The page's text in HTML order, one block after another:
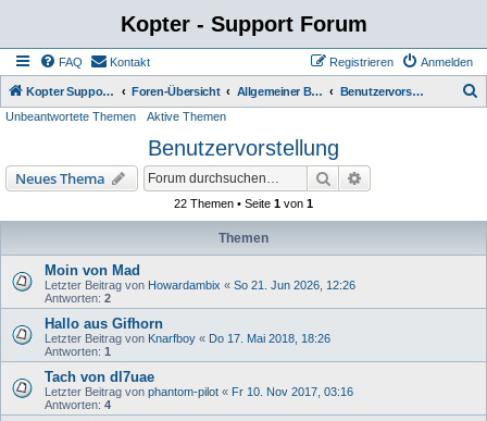
Kopter - Support Forum
FAQ Kontakt Anmelden
Registrieren
Kopter Support - von Anwendern für Anwender. Foren-Übersicht Allgemeiner Bereich Benutzervorstellung
Unbeantwortete Themen Aktive Themen
Benutzervorstellung
Neues Thema Suche
22 Themen • Seite 1 von 1
Themen
Moin von Mad
Letzter Beitrag von Howardambix « So 21. Jun 2026, 12:26
Antworten: 2
Hallo aus Gifhorn
Letzter Beitrag von Knarfboy « Do 17. Mai 2018, 18:26
Antworten: 1
Tach von dl7uae
Letzter Beitrag von phantom-pilot « Fr 10. Nov 2017, 03:16
Antworten: 4